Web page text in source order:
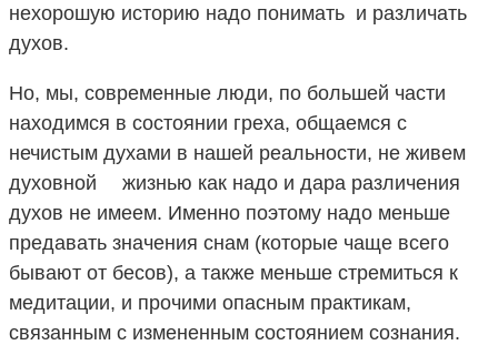
нехорошую историю надо понимать и различать
духов.
Но, мы, современные люди, по большей части
находимся в состоянии греха, общаемся с
нечистым духами в нашей реальности, не живем
духовной жизнью как надо и дара различения
духов не имеем. Именно поэтому надо меньше
предавать значения снам (которые чаще всего
бывают от бесов), а также меньше стремиться к
медитации, и прочими опасным практикам,
связанным с измененным состоянием сознания.